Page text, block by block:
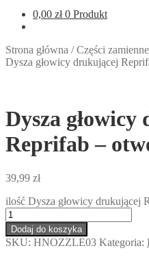
0,00 zł 0 Produkt
Strona główna /Części
Dysza głowicy drukującej
Dysza
Reprifab –
39,99 zł
ilość Dysza głowicy drukującej
Dodaj do koszyka
SKU: HNOZZLE03 Kategoria: